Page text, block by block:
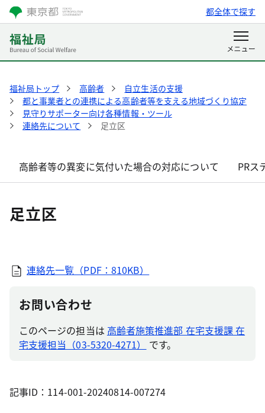
都全体で探す
福祉局トップ 高齢者
自立生活の支援
都と事業者との連携による高齢者等を支える地域づくり協定
見守りサポーター向け各種情報・ツール
連絡先について
足立区
高齢者等の異変に気付いた場合の対応について PRス
足立区
連絡先一覧（PDF：810KB）
お問い合わせ
このページの担当は 高齢者施策推進部 在宅支援課 在
宅支援担当（03-5320-4271）
です。
記事ID：114-001-20240814-007274